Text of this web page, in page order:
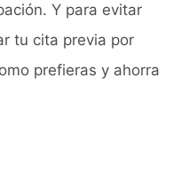
Y para evitar
tu cita previa por
prefieras y ahorra